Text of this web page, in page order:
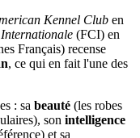
Kennel Club en
(FCI) en
Français) recense
, ce qui en fait l'une des
: sa beauté (les robes
son intelligence
et sa